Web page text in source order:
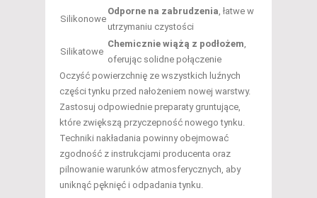
Silikonowe
Odporne na zabrudzenia , łatwe w
utrzymaniu czystości
Silikatowe
Chemicznie wiążą z podłożem
oferując solidne połączenie
Oczyść powierzchnię ze wszystkich luźnych
części tynku przed nałożeniem nowej warstwy.
Zastosuj odpowiednie preparaty gruntujące,
które zwiększą przyczepność nowego tynku.
Techniki nakładania powinny obejmować
zgodność z instrukcjami producenta oraz
pilnowanie warunków atmosferycznych, aby
uniknąć pęknięć i odpadania tynku.